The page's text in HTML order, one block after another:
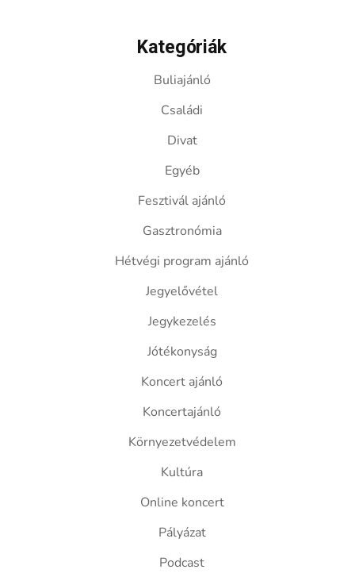
Kategóriák
Buliajánló
Családi
Divat
Egyéb
Fesztivál ajánló
Gasztronómia
Hétvégi program ajánló
Jegyelővétel
Jegykezelés
Jótékonyság
Koncert ajánló
Koncertajánló
Környezetvédelem
Kultúra
Online koncert
Pályázat
Podcast